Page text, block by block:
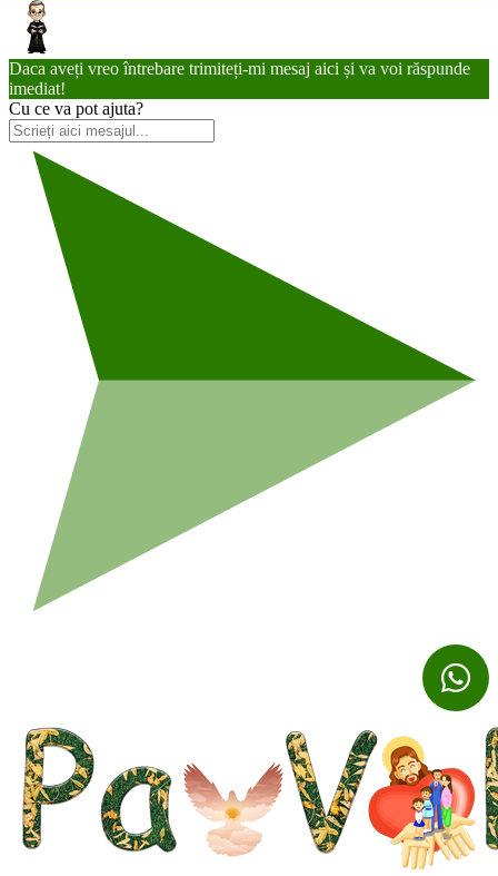
Daca aveți vreo întrebare trimiteți-mi mesaj aici și va voi răspunde
imediat!
Cu ce va pot ajuta?